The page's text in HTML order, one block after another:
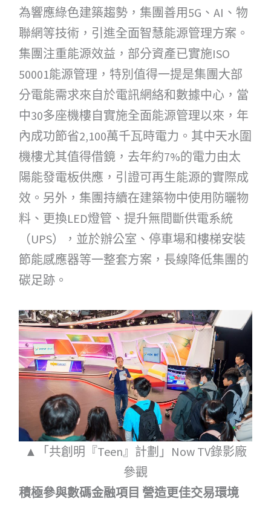
為響應綠色建築趨勢，集團善用5G、AI、物
聯網等技術，引進全面智慧能源管理方案。
集團注重能源效益，部分資產已實施ISO
50001能源管理，特別值得一提是集團大部
分電能需求來自於電訊網絡和數據中心，當
中30多座機樓自實施全面能源管理以來，年
內成功節省2,100萬千瓦時電力。其中天水圍
機樓尤其值得借鏡，去年約7%的電力由太
陽能發電板供應，引證可再生能源的實際成
效。另外，集團持續在建築物中使用防曬物
料、更換LED燈管、提升無間斷供電系統
（UPS），並於辦公室、停車場和樓梯安裝
節能感應器等一整套方案，長線降低集團的
碳足跡。
▲「共創明『Teen』計劃」Now TV錄影廠
參觀
積極參與數碼金融項目 營造更佳交易環境